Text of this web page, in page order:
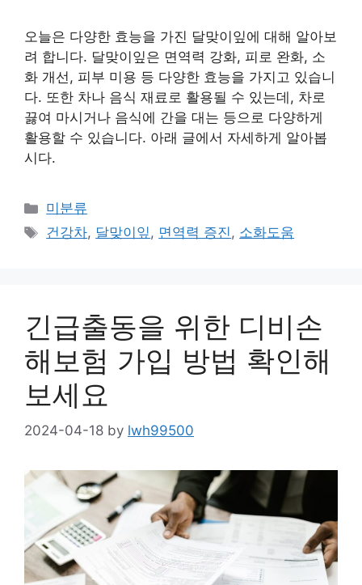
오늘은 다양한 효능을 가진 달맞이잎에 대해 알아보
려 합니다. 달맞이잎은 면역력 강화, 피로 완화, 소
화 개선, 피부 미용 등 다양한 효능을 가지고 있습니
다. 또한 차나 음식 재료로 활용될 수 있는데, 차로
끓여 마시거나 음식에 간을 대는 등으로 다양하게
활용할 수 있습니다. 아래 글에서 자세하게 알아봅
시다.
Categories
미분류
Tags
건강차, 달맞이잎, 면역력 증진, 소화도움
긴급출동을 위한 디비손
해보험 가입 방법 확인해
보세요
2024-04-18 by lwh99500